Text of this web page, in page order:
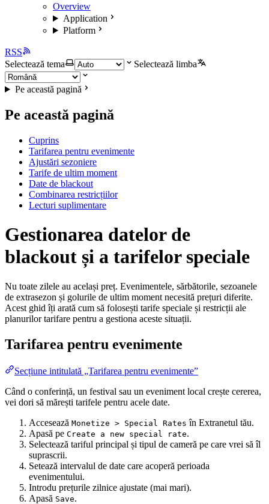
Overview
Application
Platform
RSS
Selectează tema
Selectează limba
Pe această pagină
Pe această pagină
Cuprins
Tarifarea pentru evenimente
Ajustări sezoniere
Tarife de ultim moment
Date de blackout
Combinarea restricțiilor
Lecturi suplimentare
Gestionarea datelor de
blackout și a tarifelor speciale
Nu toate zilele au același preț. Evenimentele, sărbătorile, sezoanele
de extrasezon și golurile de ultim moment necesită prețuri diferite.
Acest ghid îți arată cum să folosești tarife speciale și restricții ale
planurilor tarifare pentru a gestiona aceste situații.
Tarifarea pentru evenimente
Secțiune intitulată „Tarifarea pentru evenimente”
Când o conferință, un festival sau un eveniment local crește cererea,
vei dori să mărești tarifele pentru acele date.
Accesează Monetize > Special Rates în Extranetul tău.
Apasă pe Create a new special rate.
Selectează tariful principal și tipul de cameră pe care vrei să îl
suprascrii.
Setează intervalul de date care acoperă perioada
evenimentului.
Introdu prețurile zilnice ajustate (mai mari).
Apasă Save.